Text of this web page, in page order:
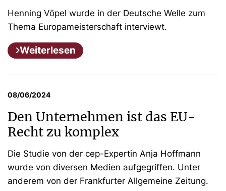
Henning Vöpel wurde in der Deutsche Welle zum
Thema Europameisterschaft interviewt.
Weiterlesen
08/06/2024
Den Unternehmen ist das EU-
Recht zu komplex
Die Studie von der cep-Expertin Anja Hoffmann
wurde von diversen Medien aufgegriffen. Unter
anderem von der Frankfurter Allgemeine Zeitung.